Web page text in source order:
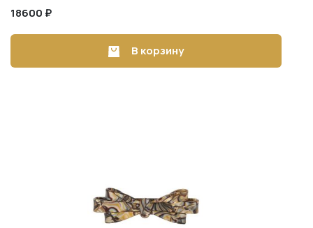
18600 ₽
В корзину